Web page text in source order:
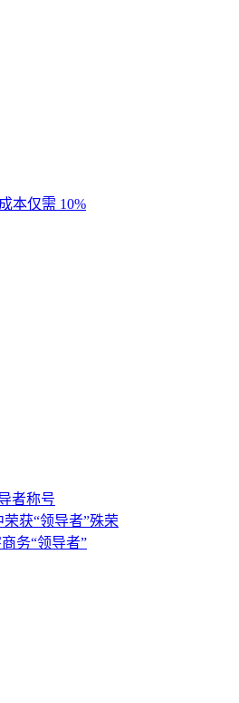
本仅需 10%
者称号
荣获“领导者”殊荣
务“领导者”